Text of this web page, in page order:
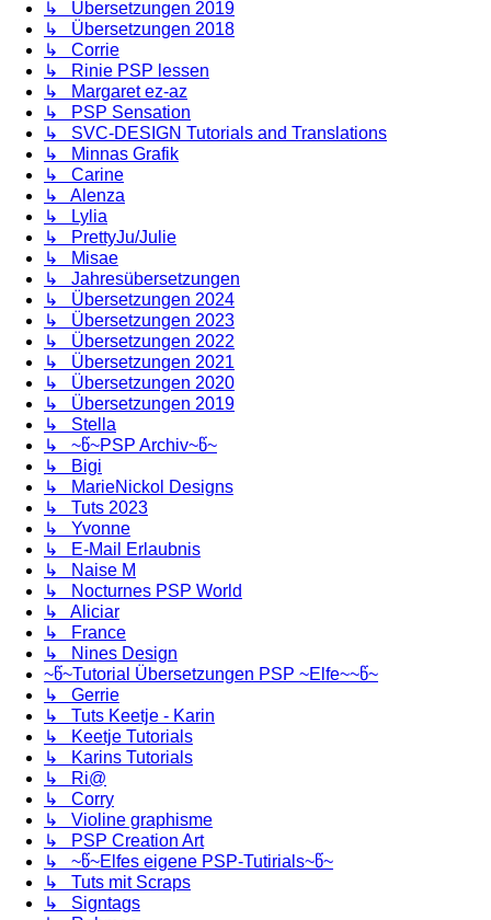
↳ Übersetzungen 2019
↳ Übersetzungen 2018
↳ Corrie
↳ Rinie PSP lessen
↳ Margaret ez-az
↳ PSP Sensation
↳ SVC-DESIGN Tutorials and Translations
↳ Minnas Grafik
↳ Carine
↳ Alenza
↳ Lylia
↳ PrettyJu/Julie
↳ Misae
↳ Jahresübersetzungen
↳ Übersetzungen 2024
↳ Übersetzungen 2023
↳ Übersetzungen 2022
↳ Übersetzungen 2021
↳ Übersetzungen 2020
↳ Übersetzungen 2019
↳ Stella
↳ ~წ~PSP Archiv~წ~
↳ Bigi
↳ MarieNickol Designs
↳ Tuts 2023
↳ Yvonne
↳ E-Mail Erlaubnis
↳ Naise M
↳ Nocturnes PSP World
↳ Aliciar
↳ France
↳ Nines Design
~წ~Tutorial Übersetzungen PSP ~Elfe~~წ~
↳ Gerrie
↳ Tuts Keetje - Karin
↳ Keetje Tutorials
↳ Karins Tutorials
↳ Ri@
↳ Corry
↳ Violine graphisme
↳ PSP Creation Art
↳ ~წ~Elfes eigene PSP-Tutirials~წ~
↳ Tuts mit Scraps
↳ Signtags